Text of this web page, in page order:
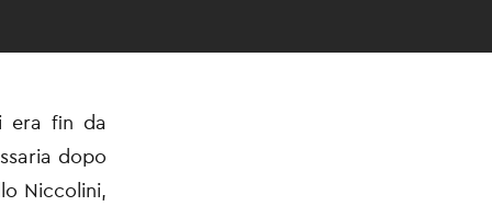
era fin da
dopo
Niccolini,